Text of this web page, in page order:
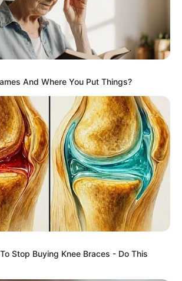
That's Redefining 'Giant'—Bigger
And Where You Put Things?
Stop Buying Knee Braces - Do This